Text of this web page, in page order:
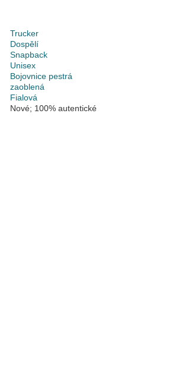
Trucker
Dospělí
Snapback
Unisex
Bojovnice pestrá
zaoblená
Fialová
Nové; 100% autentické